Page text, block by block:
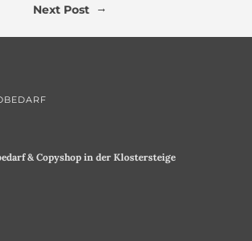
Next Post →
& Copyshop in der Klostersteige